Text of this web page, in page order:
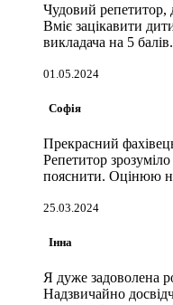
Чудовий репетитор,
Вміє зацікавити
викладача на 5 балів.
01.05.2024
Софія
Прекрасний
Репетитор
пояснити. Оцінюю
25.03.2024
Інна
Я дуже задоволена
Надзвичайно